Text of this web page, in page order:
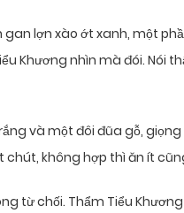
lợn xào ớt xanh, một
Khương nhìn mà đói. Nói
và một đôi đũa gỗ, giọng
chút, không hợp thì ăn ít
từ chối. Thẩm Tiểu